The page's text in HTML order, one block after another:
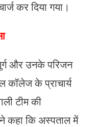
कर दिया गया।
और उनके परिजन
कॉलेज के प्राचार्य
टीम की
कहा कि अस्पताल में